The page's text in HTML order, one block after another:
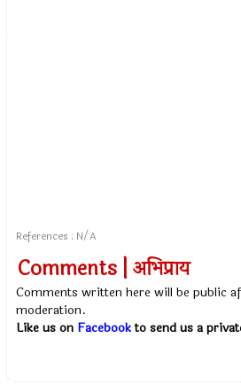
References : N/A
Comments | अभिप्राय
Comments written here will be public
moderation.
Like us on Facebookto send us a